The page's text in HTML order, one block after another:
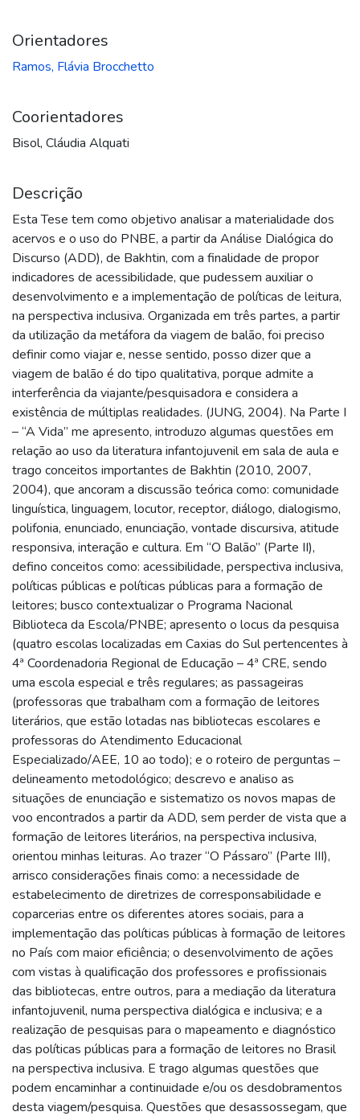
Orientadores
Ramos, Flávia Brocchetto
Coorientadores
Bisol, Cláudia Alquati
Descrição
Esta Tese tem como objetivo analisar a materialidade dos
acervos e o uso do PNBE, a partir da Análise Dialógica do
Discurso (ADD), de Bakhtin, com a finalidade de propor
indicadores de acessibilidade, que pudessem auxiliar o
desenvolvimento e a implementação de políticas de leitura,
na perspectiva inclusiva. Organizada em três partes, a partir
da utilização da metáfora da viagem de balão, foi preciso
definir como viajar e, nesse sentido, posso dizer que a
viagem de balão é do tipo qualitativa, porque admite a
interferência da viajante/pesquisadora e considera a
existência de múltiplas realidades. (JUNG, 2004). Na Parte I
– “A Vida” me apresento, introduzo algumas questões em
relação ao uso da literatura infantojuvenil em sala de aula e
trago conceitos importantes de Bakhtin (2010, 2007,
2004), que ancoram a discussão teórica como: comunidade
linguística, linguagem, locutor, receptor, diálogo, dialogismo,
polifonia, enunciado, enunciação, vontade discursiva, atitude
responsiva, interação e cultura. Em “O Balão” (Parte II),
defino conceitos como: acessibilidade, perspectiva inclusiva,
políticas públicas e políticas públicas para a formação de
leitores; busco contextualizar o Programa Nacional
Biblioteca da Escola/PNBE; apresento o locus da pesquisa
(quatro escolas localizadas em Caxias do Sul pertencentes à
4ª Coordenadoria Regional de Educação – 4ª CRE, sendo
uma escola especial e três regulares; as passageiras
(professoras que trabalham com a formação de leitores
literários, que estão lotadas nas bibliotecas escolares e
professoras do Atendimento Educacional
Especializado/AEE, 10 ao todo); e o roteiro de perguntas –
delineamento metodológico; descrevo e analiso as
situações de enunciação e sistematizo os novos mapas de
voo encontrados a partir da ADD, sem perder de vista que a
formação de leitores literários, na perspectiva inclusiva,
orientou minhas leituras. Ao trazer “O Pássaro” (Parte III),
arrisco considerações finais como: a necessidade de
estabelecimento de diretrizes de corresponsabilidade e
coparcerias entre os diferentes atores sociais, para a
implementação das políticas públicas à formação de leitores
no País com maior eficiência; o desenvolvimento de ações
com vistas à qualificação dos professores e profissionais
das bibliotecas, entre outros, para a mediação da literatura
infantojuvenil, numa perspectiva dialógica e inclusiva; e a
realização de pesquisas para o mapeamento e diagnóstico
das políticas públicas para a formação de leitores no Brasil
na perspectiva inclusiva. E trago algumas questões que
podem encaminhar a continuidade e/ou os desdobramentos
desta viagem/pesquisa. Questões que desassossegam, que